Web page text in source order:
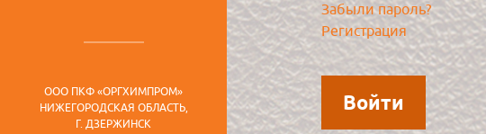
ООО ПКФ «ОРГХИМПРОМ»
НИЖЕГОРОДСКАЯ ОБЛАСТЬ,
Г. ДЗЕРЖИНСК
Забыли пароль?
Регистрация